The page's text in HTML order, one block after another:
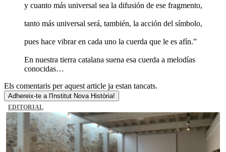
y cuanto más universal sea la difusión de ese fragmento,
tanto más universal será, también, la acción del símbolo,
pues hace vibrar en cada uno la cuerda que le es afín.”
En nuestra tierra catalana suena esa cuerda a melodías
conocidas…
Els comentaris per aquest article ja estan tancats.
Adhereix-te a l'Institut Nova Història!
EDITORIAL